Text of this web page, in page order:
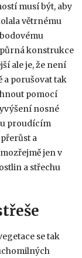
musí být, aby
větrnému
konstrukce
ale je, že není
a porušovat tak
pomocí
nosné
proudícím
a
jen v
a střechu
se tak